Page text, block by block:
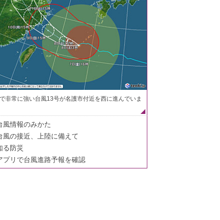
非常に強い台風13号が名護市付近を西に進んでいま
風情報のみかた
風の接近、上陸に備えて
る防災
プリで台風進路予報を確認